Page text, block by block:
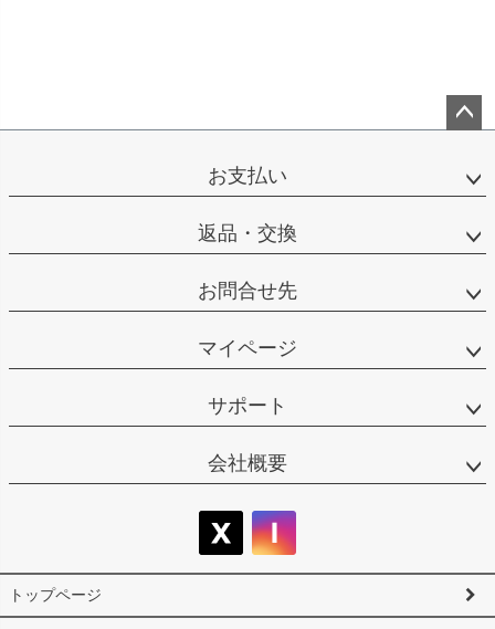
ップ
お支払い
返品・交換
お問合せ先
マイページ
サポート
会社概要
トップページ